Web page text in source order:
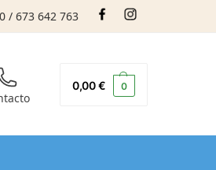
/ 673 642 763
0,00€ 0